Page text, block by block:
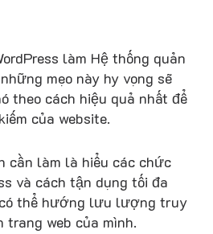
làm Hệ thống quản
mẹo này hy vọng sẽ
theo cách hiệu quả nhất để
của website.
cần làm là hiểu các chức
và cách tận dụng tối đa
thể hướng lưu lượng truy
web của mình.